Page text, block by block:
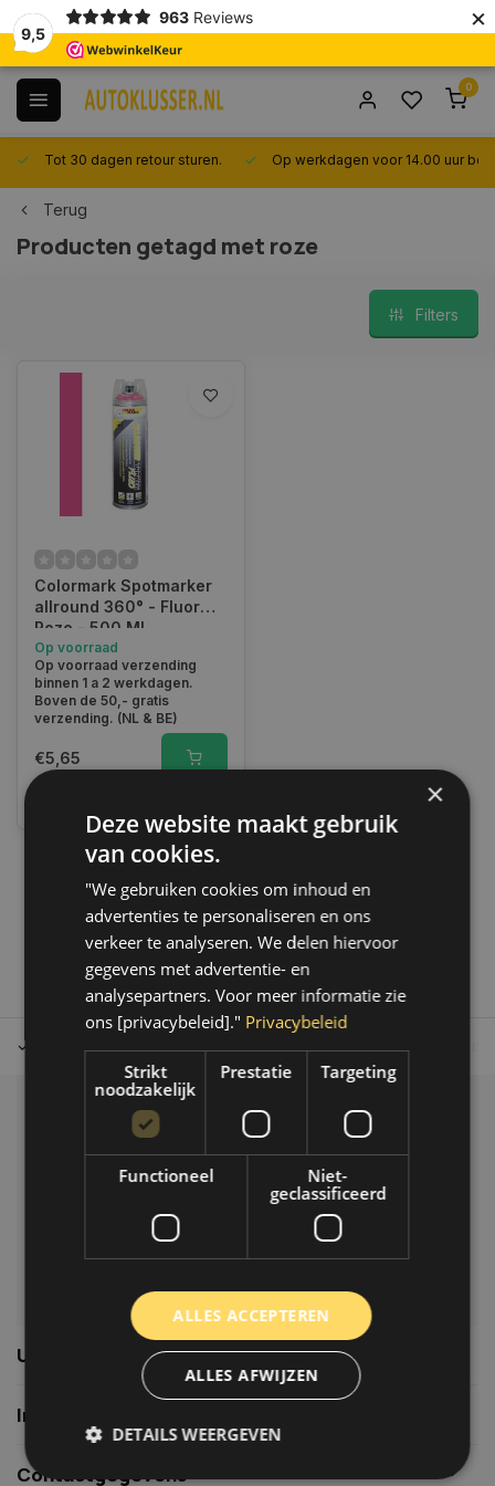
9,5
963 Reviews ×
0
Tot 30 dagen retour sturen. Op werkdagen voor 14.00 uur
Terug
Producten getagd met roze
Filters
Colormark Spotmarker
allround 360° - Fluor
Roze - 500 ML
Op voorraad
Op voorraad verzending
binnen 1 a 2 werkdagen.
Boven de 50,- gratis
verzending. (NL & BE)
€5,65
1
Tot 30 dagen retour sturen. Op werkdagen voor 14.00 uur
Klantenservice
Veelgestelde vragen
06-39119169
info@autoklusser.nl
Usefull links
Informatie
Contactgegevens
×
Deze website maakt gebruik
van cookies.
"We gebruiken cookies om inhoud en
advertenties te personaliseren en ons
verkeer te analyseren. We delen hiervoor
gegevens met advertentie- en
analysepartners. Voor meer informatie zie
ons [privacybeleid]." Privacybeleid
Strikt
noodzakelijk
Prestatie Targeting
Functioneel
Niet-
geclassificeerd
ALLES ACCEPTEREN
ALLES AFWIJZEN
DETAILS WEERGEVEN